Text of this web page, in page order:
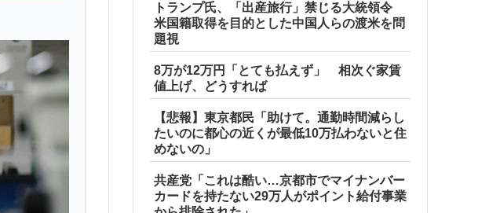
トランプ氏、「出産旅行」禁じる大統領令
米国籍取得を目的とした中国人らの渡米を問
題視
8万が12万円「とても払えず」 相次ぐ家賃
値上げ、どうすれば
【悲報】東京都民「助けて。通勤時間減らし
たいのに都心の近くが最低10万払わないと住
めないの」
共産党「これは酷い…京都市でマイナンバー
カードを持たない29万人がポイント給付事業